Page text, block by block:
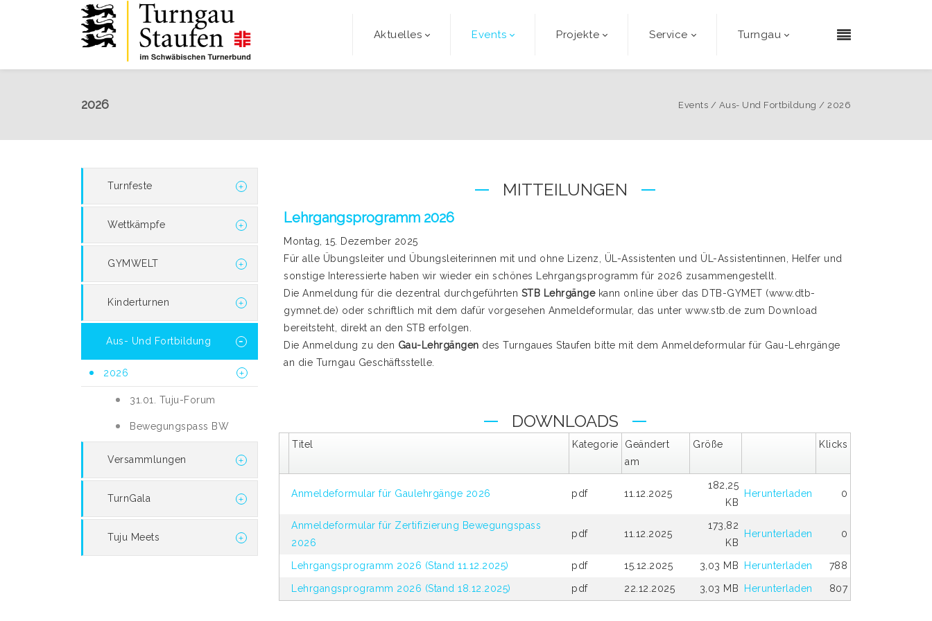
Aktuelles Events Projekte Service Turngau
2026 Events / Aus- Und Fortbildung / 2026
Turnfeste
Wettkämpfe
GYMWELT
Kinderturnen
Aus- Und Fortbildung
2026
31.01. Tuju-Forum
Bewegungspass BW
Versammlungen
TurnGala
Tuju Meets
MITTEILUNGEN
Lehrgangsprogramm 2026
Montag, 15. Dezember 2025
Für alle Übungsleiter und Übungsleiterinnen mit und ohne Lizenz, ÜL-Assistenten und ÜL-Assistentinnen, Helfer und
sonstige Interessierte haben wir wieder ein schönes Lehrgangsprogramm für 2026 zusammengestellt.
Die Anmeldung für die dezentral durchgeführten STB Lehrgängekann online über das DTB-GYMET (www.dtb-
gymnet.de) oder schriftlich mit dem dafür vorgesehen Anmeldeformular, das unter www.stb.de zum Download
bereitsteht, direkt an den STB erfolgen.
Die Anmeldung zu den Gau-Lehrgängen des Turngaues Staufen bitte mit dem Anmeldeformular für Gau-Lehrgänge
an die Turngau Geschäftsstelle.
DOWNLOADS
Titel Kategorie
Geändert
am
Größe Klicks
Anmeldeformular für Gaulehrgänge 2026 pdf 11.12.2025
182,25
KB
Herunterladen 0
Anmeldeformular für Zertifizierung Bewegungspass
2026
pdf 11.12.2025
173,82
KB
Herunterladen 0
Lehrgangsprogramm 2026 (Stand 11.12.2025) pdf 15.12.2025 3,03 MB Herunterladen 788
Lehrgangsprogramm 2026 (Stand 18.12.2025) pdf 22.12.2025 3,03 MB Herunterladen 807